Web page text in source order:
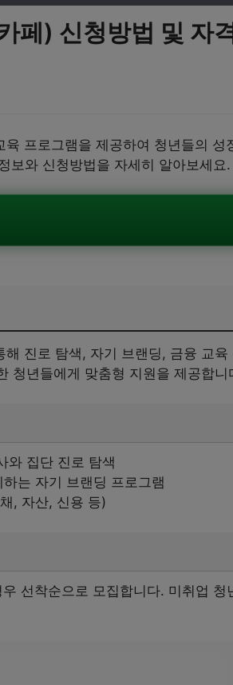
페) 신청방법 및 자
프로그램을 제공하여 청년들의 성
보와 신청방법을 자세히 알아보세요.
진로 탐색, 자기 브랜딩, 금융 교육
청년들에게 맞춤형 지원을 제공합니
와 집단 진로 탐색
는 자기 브랜딩 프로그램
, 자산, 신용 등)
선착순으로 모집합니다. 미취업 청